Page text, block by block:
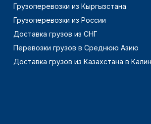
Грузоперевозки из Кыргызстана
Грузоперевозки из России
Доставка грузов из СНГ
Перевозки грузов в Среднюю Азию
Доставка грузов из Казахстана в